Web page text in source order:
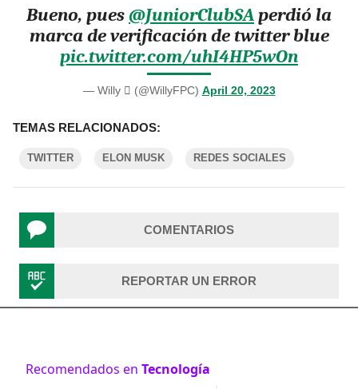
Bueno, pues@JuniorClubSAperdió la
marca de verificación de twitter blue
pic.twitter.com/uhI4HP5wOn
— Willy  (@WillyFPC) April 20, 2023
TEMAS RELACIONADOS:
TWITTER ELON MUSK REDES SOCIALES
COMENTARIOS
REPORTAR UN ERROR
Recomendados en Tecnología